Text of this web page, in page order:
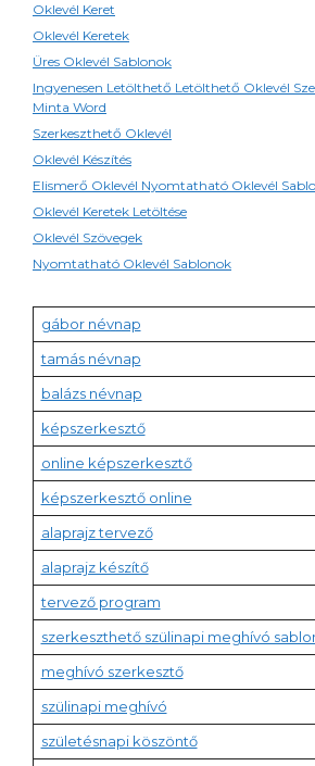
Oklevél Keret
Oklevél Keretek
Üres Oklevél Sablonok
Ingyenesen Letölthető Letölthető Oklevél
Minta Word
Szerkeszthető Oklevél
Oklevél Készítés
Elismerő Oklevél Nyomtatható Oklevél
Oklevél Keretek Letöltése
Oklevél Szövegek
Nyomtatható Oklevél Sablonok
gábor névnap
tamás névnap
balázs névnap
képszerkesztő
online képszerkesztő
képszerkesztő online
alaprajz tervező
alaprajz készítő
tervező program
szerkeszthető szülinapi meghívó
meghívó szerkesztő
szülinapi meghívó
születésnapi köszöntő